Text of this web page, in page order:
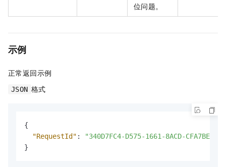
位问题。
示例
正常返回示例
JSON 格式
{
"RequestId" :
"340D7FC4-D575-1661-8ACD-
}